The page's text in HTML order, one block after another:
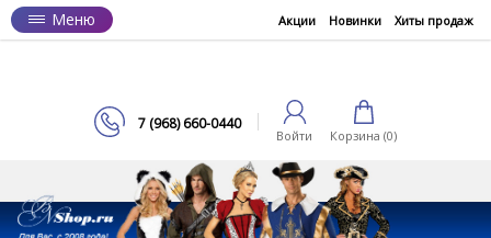
Меню Акции Новинки Хиты продаж
7 (968) 660-0440
Войти Корзина (0)